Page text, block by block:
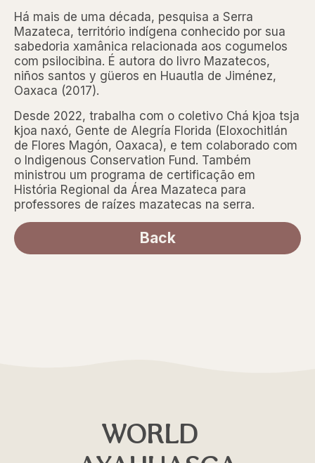
Há mais de uma década, pesquisa a Serra
Mazateca, território indígena conhecido por sua
sabedoria xamânica relacionada aos cogumelos
com psilocibina. É autora do livro Mazatecos,
niños santos y güeros en Huautla de Jiménez,
Oaxaca (2017).
Desde 2022, trabalha com o coletivo Chá kjoa tsja
kjoa naxó, Gente de Alegría Florida (Eloxochitlán
de Flores Magón, Oaxaca), e tem colaborado com
o Indigenous Conservation Fund. Também
ministrou um programa de certificação em
História Regional da Área Mazateca para
professores de raízes mazatecas na serra.
Back
WORLD